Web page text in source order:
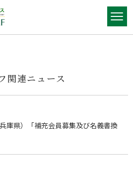
関連ニュース
庫県）「補充会員募集及び名義書換